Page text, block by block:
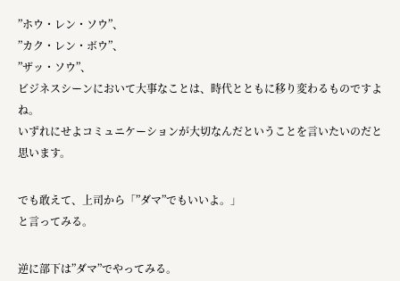
”ホウ・レン・ソウ”、
”カク・レン・ボウ”、
”ザッ・ソウ”、
ビジネスシーンにおいて大事なことは、時代とともに移り変わるものですよ
ね。
いずれにせよコミュニケーションが大切なんだということを言いたいのだと
思います。
でも敢えて、上司から「”ダマ”でもいいよ。」
と言ってみる。
逆に部下は”ダマ”でやってみる。